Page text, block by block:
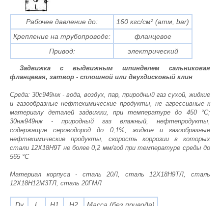
Рабочее давление до:
160 кгс/см² (атм, bar)
Крепление на трубопроводе:
фланцевое
Привод:
электрический
Задвижка с выдвижным шпинделем сальниковая
фланцевая, затвор - сплошной или двухдисковый клин
Среда: 30с949нж - вода, воздух, пар, природный газ сухой, жидкие
и газообразные нефтехимические продукты, не агрессивные к
материалу деталей задвижки, при температуре до 450 °С;
30нж949нж - природный газ влажный, нефтепродукты,
содержащие сероводород до 0,1%, жидкие и газообразные
нефтехимические продукты, скорость коррозии в которых
стали 12Х18Н9Т не более 0,2 мм/год при температуре среды до
565 °С
Материал корпуса - сталь 20Л, сталь 12Х18Н9ТЛ, сталь
12Х18Н12М3ТЛ, сталь 20ГМЛ